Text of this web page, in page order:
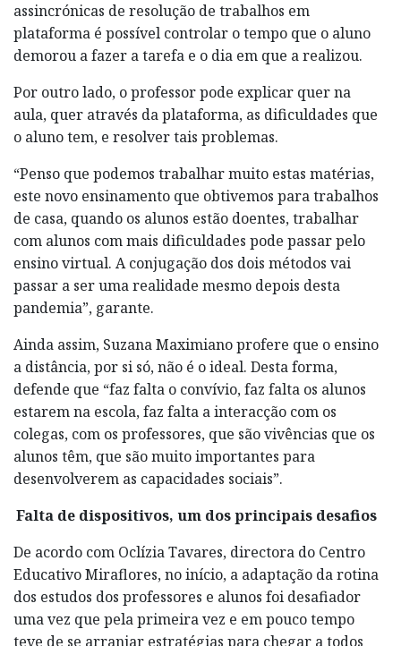
assincrónicas de resolução de trabalhos em
plataforma é possível controlar o tempo que o aluno
demorou a fazer a tarefa e o dia em que a realizou.
Por outro lado, o professor pode explicar quer na
aula, quer através da plataforma, as dificuldades que
o aluno tem, e resolver tais problemas.
“Penso que podemos trabalhar muito estas matérias,
este novo ensinamento que obtivemos para trabalhos
de casa, quando os alunos estão doentes, trabalhar
com alunos com mais dificuldades pode passar pelo
ensino virtual. A conjugação dos dois métodos vai
passar a ser uma realidade mesmo depois desta
pandemia”, garante.
Ainda assim, Suzana Maximiano profere que o ensino
a distância, por si só, não é o ideal. Desta forma,
defende que “faz falta o convívio, faz falta os alunos
estarem na escola, faz falta a interacção com os
colegas, com os professores, que são vivências que os
alunos têm, que são muito importantes para
desenvolverem as capacidades sociais”.
Falta de dispositivos, um dos principais desafios
De acordo com Oclízia Tavares, directora do Centro
Educativo Miraflores, no início, a adaptação da rotina
dos estudos dos professores e alunos foi desafiador
uma vez que pela primeira vez e em pouco tempo
teve de se arranjar estratégias para chegar a todos